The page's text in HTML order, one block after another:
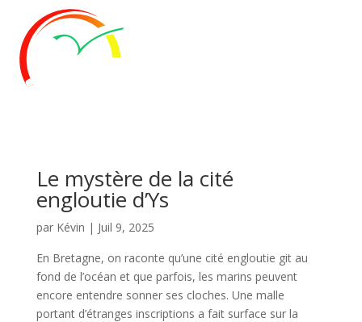
Le mystère de la cité
engloutie d’Ys
par Kévin | Juil 9, 2025
En Bretagne, on raconte qu’une cité engloutie git au
fond de l’océan et que parfois, les marins peuvent
encore entendre sonner ses cloches. Une malle
portant d’étranges inscriptions a fait surface sur la
Panneau de gestion des cookies